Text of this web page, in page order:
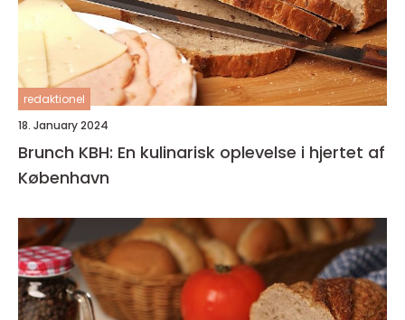
redaktionel
18. January 2024
Brunch KBH: En kulinarisk oplevelse i hjertet af
København